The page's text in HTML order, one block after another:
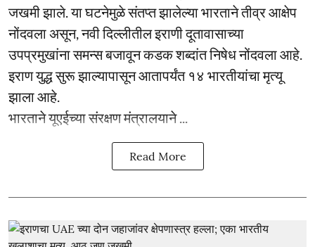
जखमी झाले. या घटनेमुळे संतप्त झालेल्या भारताने तीव्र आक्षेप
नोंदवला असून, नवी दिल्लीतील इराणी दूतावासाच्या
उपप्रमुखांना समन्स बजावून कडक शब्दांत निषेध नोंदवला आहे.
इराण युद्ध सुरू झाल्यापासून आतापर्यंत १४ भारतीयांचा मृत्यू
झाला आहे.
भारताने यूएईच्या संरक्षण मंत्रालयाने ...
Read More